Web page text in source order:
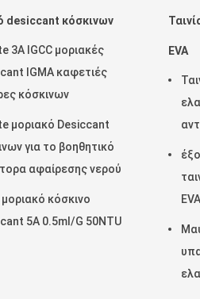
desiccant κόσκινων
3A IGCC μοριακές
IGMA καφετιές
κόσκινων
μοριακό Desiccant
για το βοηθητικό
αφαίρεσης νερού
κόσκινο
5A 0.5ml/G 50NTU
EVA